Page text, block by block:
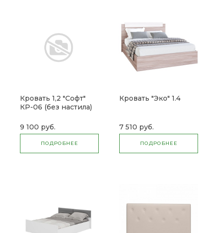
Кровать 1,2 "Софт"
КР-06 (без настила)
9 100 руб.
ПОДРОБНЕЕ
Кровать "Эко" 1.4
7 510 руб.
ПОДРОБНЕЕ